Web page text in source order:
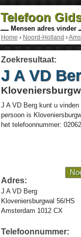
Telefoon
Mensen adres vinder
Home › Noord-Holland ›
Zoekresultaat:
J A VD
J A VD Bergkunt u vinden
persoon is
het telefoonnummer:
Adres:
J A VD Berg
Kloveniersburgwal 56/HS
Amsterdam 1012 CX
Telefoonnummer: